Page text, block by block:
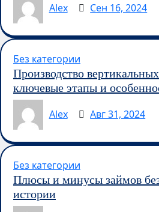
Alex
Сен 16, 2024
Без категории
Производство
ключевые этапы и
Alex
Авг 31, 2024
Без категории
Плюсы и минусы займов
истории